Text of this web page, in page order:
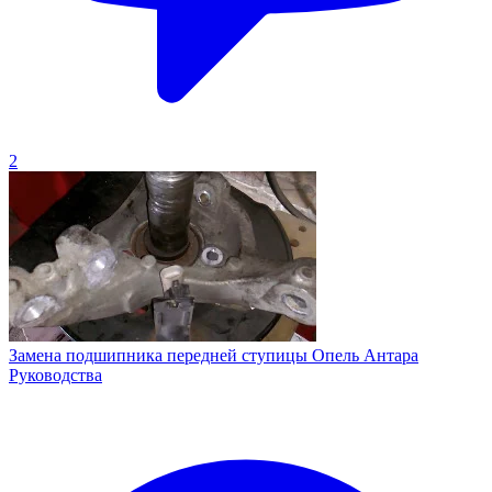
2
Замена подшипника передней ступицы Опель Антара
Руководства